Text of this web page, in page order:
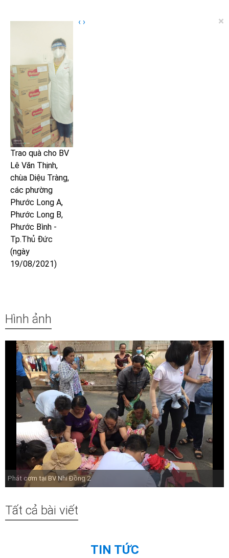
Trao quà cho BV
Lê Văn Thịnh,
chùa Diệu Tràng,
các phường
Phước Long A,
Phước Long B,
Phước Bình -
Tp.Thủ Đức
(ngày
19/08/2021)
‹ › ×
Hình ảnh
Phát cơm tại BV Nhi Đồng 2
Tất cả bài viết
TIN TỨC